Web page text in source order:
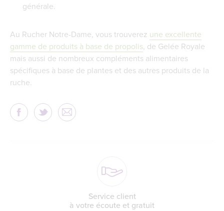
générale.
Au Rucher Notre-Dame, vous trouverez une excellente
gamme de produits à base de propolis, de Gelée Royale
mais aussi de nombreux compléments alimentaires
spécifiques à base de plantes et des autres produits de la
ruche.
Service client
à votre écoute et gratuit